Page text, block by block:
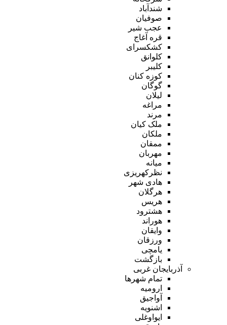
شندآباد
صوفیان
عجب شیر
قره آغاج
کشکسرای
کلوانق
کلیبر
کوزه کنان
گوگان
لیلان
مراغه
مرند
ملک کیان
ملکان
ممقان
مهربان
میانه
نظرکهریزی
هادی شهر
هرگلان
هریس
هشترود
هوراند
وایقان
ورزقان
یامچی
بازگشت
آذربایجان غربی
تمام شهر‌ها
ارومیه
آواجیق
اشنویه
ایواوغلی